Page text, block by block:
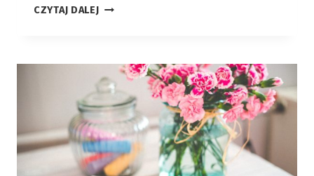
CZYTAJ DALEJIDEALNY
WORDPRESSIE
–
CONTACTFORM
7